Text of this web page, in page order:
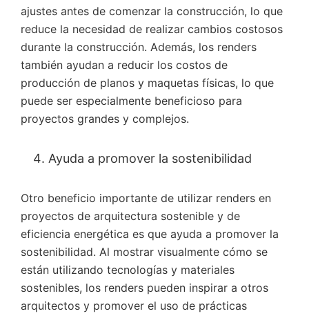
ajustes antes de comenzar la construcción, lo que
reduce la necesidad de realizar cambios costosos
durante la construcción. Además, los renders
también ayudan a reducir los costos de
producción de planos y maquetas físicas, lo que
puede ser especialmente beneficioso para
proyectos grandes y complejos.
Ayuda a promover la sostenibilidad
Otro beneficio importante de utilizar renders en
proyectos de arquitectura sostenible y de
eficiencia energética es que ayuda a promover la
sostenibilidad. Al mostrar visualmente cómo se
están utilizando tecnologías y materiales
sostenibles, los renders pueden inspirar a otros
arquitectos y promover el uso de prácticas